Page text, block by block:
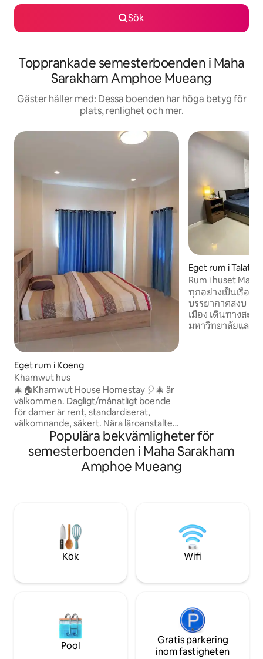
Sök
Topprankade semesterboenden i Maha
Sarakham Amphoe Mueang
Gäster håller med: Dessa boenden har höga betyg för
plats, renlighet och mer.
Eget rum i Koeng
Khamwut hus
🎄🏠Khamwut House Homestay 🎈🎄 är
välkommen. Dagligt/månatligt boende
för damer är rent, standardiserat,
välkomnande, säkert. Nära läroanstalter
(Sarakham University, urban campus,
Rajasthan, gym college, och köpcentrum
(Thai Complex, Macro, Taipei). Bekväm
och inbjudande atmosfär. Nära den
Eget rum i Talat
Rum i huset
ทุกอย่างเป็นเรื่อง
บรรยากาศสงบ เป็
เมือง เดินทางสะด
มหาวิทยาลัยและโ
Populära bekvämligheter för
semesterboenden i Maha Sarakham
Amphoe Mueang
Kök Wifi
Pool
Gratis parkering
inom fastigheten